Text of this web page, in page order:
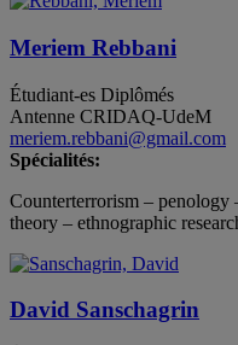
Meriem Rebbani
Étudiant-es Diplômés
Antenne CRIDAQ-UdeM
meriem.rebbani@gmail.com
Spécialités:
Counterterrorism –
theory – ethnographic
David Sanschagrin